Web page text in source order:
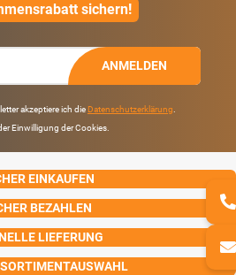
sichern!
ANMELDEN
akzeptiere ich die Datenschutzerklärung
Einwilligung der Cookies.
EINKAUFEN
BEZAHLEN
LIEFERUNG